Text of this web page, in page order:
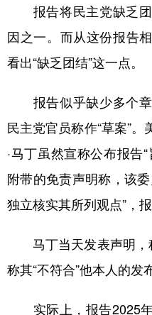
报告将民主党缺乏团
因之一。而从这份报告
看出“缺乏团结”这一点。
报告似乎缺少多个章
民主党官员称作“草案”
·马丁虽然宣称公布报告
附带的免责声明称，该
独立核实其所列观点”，报
马丁当天发表声明，称
称其“不符合”他本人的发布
实际上，报告2025年